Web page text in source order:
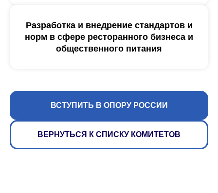
Разработка и внедрение стандартов и
норм в сфере ресторанного бизнеса и
общественного питания
ВСТУПИТЬ В ОПОРУ РОССИИ
ВЕРНУТЬСЯ К СПИСКУ КОМИТЕТОВ